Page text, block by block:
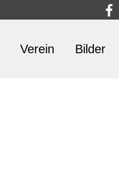
Verein Bilder